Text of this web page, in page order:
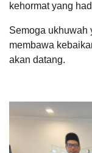
kehormat yang
Semoga ukhuwah
membawa
akan datang.